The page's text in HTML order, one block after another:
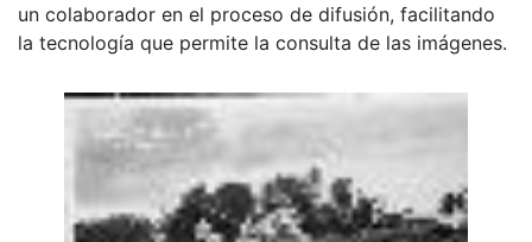
un colaborador en el proceso de difusión, facilitando
la tecnología que permite la consulta de las imágenes.